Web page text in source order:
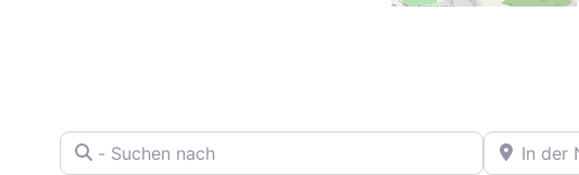
- Suchen nach In der Nähe